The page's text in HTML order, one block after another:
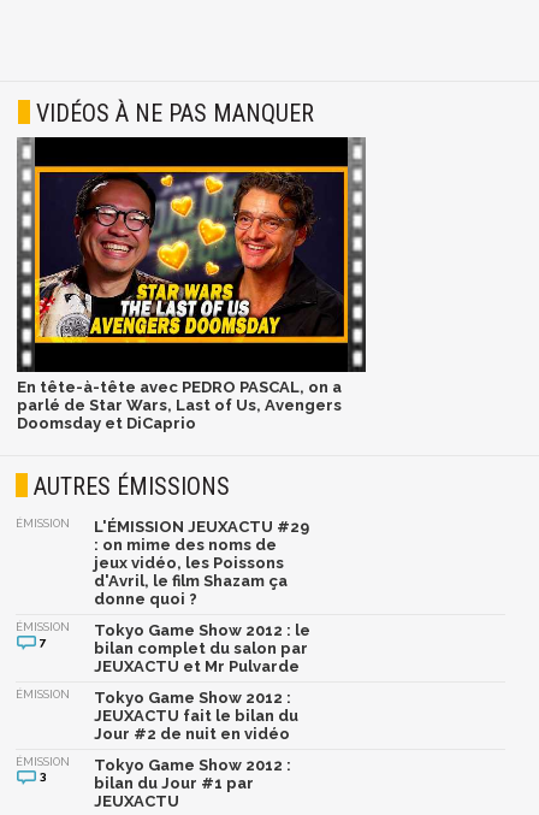
VIDÉOS À NE PAS MANQUER
En tête-à-tête avec PEDRO PASCAL, on a
parlé de Star Wars, Last of Us, Avengers
Doomsday et DiCaprio
AUTRES ÉMISSIONS
ÉMISSION
L'ÉMISSION JEUXACTU #29
: on mime des noms de
jeux vidéo, les Poissons
d'Avril, le film Shazam ça
donne quoi ?
ÉMISSION
7
Tokyo Game Show 2012 : le
bilan complet du salon par
JEUXACTU et Mr Pulvarde
ÉMISSION
Tokyo Game Show 2012 :
JEUXACTU fait le bilan du
Jour #2 de nuit en vidéo
ÉMISSION
3
Tokyo Game Show 2012 :
bilan du Jour #1 par
JEUXACTU